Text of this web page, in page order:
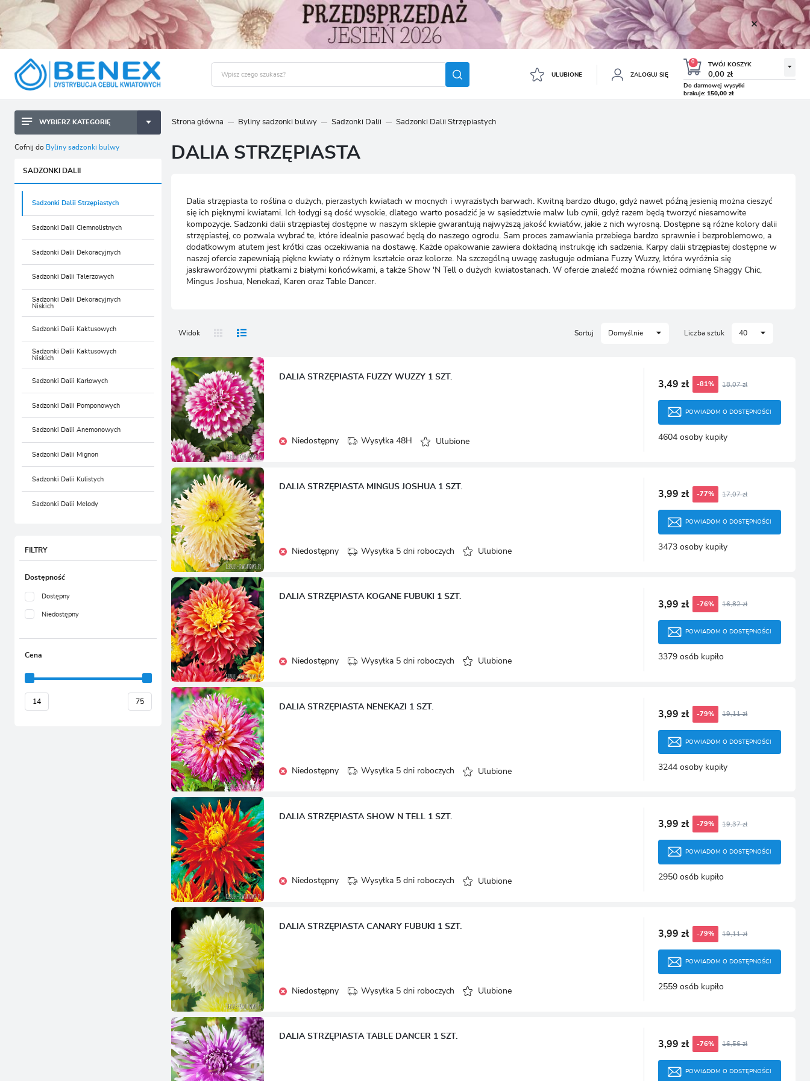
BYLINY SADZONKI BULWY
CEBULKI KWIATOWE
CEBULA DYMKA
CEBULKI I SADZONKI WARZYW
SADZONKI TRAW OZDOBNYCH
SADZONKI RÓŻ
SADZONKI ROŚLIN
OZDOBNYCH
AKCESORIA OGRODNICZE
SADZONKI ROŚLIN
OWOCOWYCH
ULUBIONE ZALOGUJ SIĘ
ZALOGUJ SIĘ
Zapomniałem hasła
ZALOGUJ SIĘ
podgląd historii zakupów
brak konieczności wprowadzania swoich danych przy kolejnych zakupach
możliwość otrzymania rabatów i kuponów promocyjnych
0 TWÓJ KOSZYK
0,00 zł
Do darmowej wysyłki
brakuje: 150,00 zł
WYBIERZ KATEGORIĘ
BYLINY SADZONKI BULWY
NASIONA
CEBULA DYMKA
CEBULKI I SADZONKI WARZYW
SADZONKI TRAW OZDOBNYCH
SADZONKI RÓŻ
OZDOBNYCH
AKCESORIA OGRODNICZE
OWOCOWYCH
Strona główna Byliny sadzonki bulwy Sadzonki Dalii Sadzonki Dalii Strzępiastych
Cofnij do Byliny sadzonki bulwy
SADZONKI DALII
Sadzonki Dalii Strzępiastych
Sadzonki Dalii Ciemnolistnych
Sadzonki Dalii Dekoracyjnych
Sadzonki Dalii Talerzowych
Sadzonki Dalii Dekoracyjnych
Niskich
Sadzonki Dalii Kaktusowych
Sadzonki Dalii Kaktusowych
Niskich
Sadzonki Dalii Karłowych
Sadzonki Dalii Pomponowych
Sadzonki Dalii Anemonowych
Sadzonki Dalii Mignon
Sadzonki Dalii Kulistych
Sadzonki Dalii Melody
FILTRY
Dostępność
Dostępny
Niedostępny
Cena
DALIA STRZĘPIASTA
Dalia strzępiasta to roślina o dużych, pierzastych kwiatach w mocnych i wyrazistych barwach. Kwitną bardzo długo, gdyż nawet późną jesienią można cieszyć
się ich pięknymi kwiatami. Ich łodygi są dość wysokie, dlatego warto posadzić je w sąsiedztwie malw lub cynii, gdyż razem będą tworzyć niesamowite
kompozycje. Sadzonki dalii strzępiastej dostępne w naszym sklepie gwarantują najwyższą jakość kwiatów, jakie z nich wyrosną. Dostępne są różne kolory dalii
strzępiastej, co pozwala wybrać te, które idealnie pasować będą do naszego ogrodu. Sam proces zamawiania przebiega bardzo sprawnie i bezproblemowo, a
dodatkowym atutem jest krótki czas oczekiwania na dostawę. Każde opakowanie zawiera dokładną instrukcję ich sadzenia. Karpy dalii strzępiastej dostępne w
naszej ofercie zapewniają piękne kwiaty o różnym kształcie oraz kolorze. Na szczególną uwagę zasługuje odmiana Fuzzy Wuzzy, która wyróżnia się
jaskraworóżowymi płatkami z białymi końcówkami, a także Show 'N Tell o dużych kwiatostanach. W ofercie znaleźć można również odmianę Shaggy Chic,
Mingus Joshua, Nenekazi, Karen oraz Table Dancer.
Widok Sortuj Domyślnie Liczba sztuk 40
DALIA STRZĘPIASTA FUZZY WUZZY 1 SZT.
Niedostępny Wysyłka 48H Ulubione
3,49 zł -81% 18,07 zł
POWIADOM O DOSTĘPNOŚCI
4604 osoby kupiły
DALIA STRZĘPIASTA MINGUS JOSHUA 1 SZT.
Niedostępny Wysyłka 5 dni roboczych Ulubione
3,99 zł -77% 17,07 zł
POWIADOM O DOSTĘPNOŚCI
3473 osoby kupiły
DALIA STRZĘPIASTA KOGANE FUBUKI 1 SZT.
Niedostępny Wysyłka 5 dni roboczych Ulubione
3,99 zł -76% 16,82 zł
POWIADOM O DOSTĘPNOŚCI
3379 osób kupiło
DALIA STRZĘPIASTA NENEKAZI 1 SZT.
Niedostępny Wysyłka 5 dni roboczych Ulubione
3,99 zł -79% 19,11 zł
POWIADOM O DOSTĘPNOŚCI
3244 osoby kupiły
DALIA STRZĘPIASTA SHOW N TELL 1 SZT.
Niedostępny Wysyłka 5 dni roboczych Ulubione
3,99 zł -79% 19,37 zł
POWIADOM O DOSTĘPNOŚCI
2950 osób kupiło
DALIA STRZĘPIASTA CANARY FUBUKI 1 SZT.
Niedostępny Wysyłka 5 dni roboczych Ulubione
3,99 zł -79% 19,11 zł
POWIADOM O DOSTĘPNOŚCI
2559 osób kupiło
DALIA STRZĘPIASTA TABLE DANCER 1 SZT.
3,99 zł -76% 16,56 zł
POWIADOM O DOSTĘPNOŚCI